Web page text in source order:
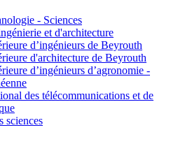
- Sciences
et d'architecture
d’ingénieurs de Beyrouth
d'architecture de Beyrouth
d’ingénieurs d’agronomie -
des télécommunications et de
sciences